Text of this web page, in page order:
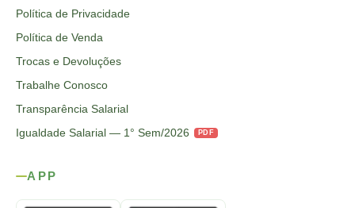
Política de Privacidade
Política de Venda
Trocas e Devoluções
Trabalhe Conosco
Transparência Salarial
Igualdade Salarial — 1° Sem/2026
PDF
APP